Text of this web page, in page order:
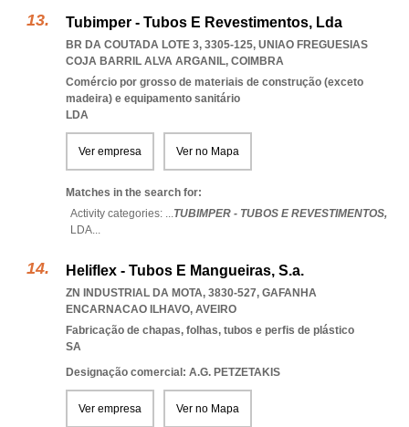
Tubimper - Tubos E Revestimentos, Lda
BR DA COUTADA LOTE 3, 3305-125, UNIAO FREGUESIAS
COJA BARRIL ALVA ARGANIL, COIMBRA
Comércio por grosso de materiais de construção (exceto
madeira) e equipamento sanitário
LDA
Ver empresa Ver no Mapa
Matches in the search for:
Activity categories: ...TUBIMPER - TUBOS E REVESTIMENTOS,
LDA...
Heliflex - Tubos E Mangueiras, S.a.
ZN INDUSTRIAL DA MOTA, 3830-527, GAFANHA
ENCARNACAO ILHAVO, AVEIRO
Fabricação de chapas, folhas, tubos e perfis de plástico
SA
Designação comercial: A.G. PETZETAKIS
Ver empresa Ver no Mapa